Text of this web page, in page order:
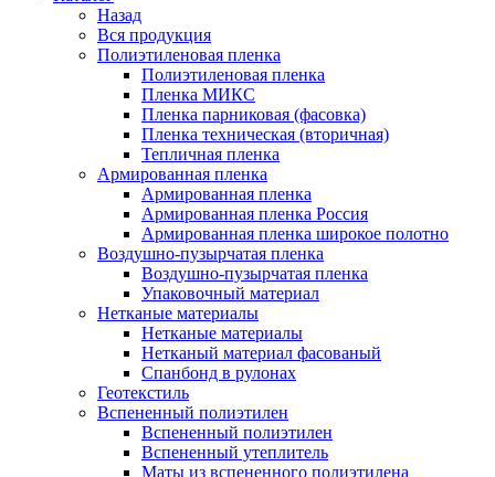
Назад
Вся продукция
Полиэтиленовая пленка
Полиэтиленовая пленка
Пленка МИКС
Пленка парниковая (фасовка)
Пленка техническая (вторичная)
Тепличная пленка
Армированная пленка
Армированная пленка
Армированная пленка Россия
Армированная пленка широкое полотно
Воздушно-пузырчатая пленка
Воздушно-пузырчатая пленка
Упаковочный материал
Нетканые материалы
Нетканые материалы
Нетканый материал фасованый
Спанбонд в рулонах
Геотекстиль
Вспененный полиэтилен
Вспененный полиэтилен
Вспененный утеплитель
Маты из вспененного полиэтилена